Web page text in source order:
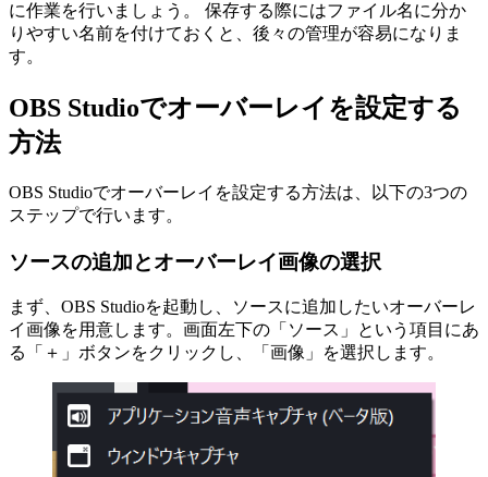
に作業を行いましょう。 保存する際にはファイル名に分か
りやすい名前を付けておくと、後々の管理が容易になりま
す。
OBS Studioでオーバーレイを設定する
方法
OBS Studioでオーバーレイを設定する方法は、以下の3つの
ステップで行います。
ソースの追加とオーバーレイ画像の選択
まず、OBS Studioを起動し、ソースに追加したいオーバーレ
イ画像を用意します。画面左下の「ソース」という項目にあ
る「＋」ボタンをクリックし、「画像」を選択します。